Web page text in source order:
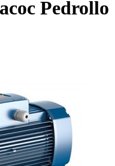
Pedrollo